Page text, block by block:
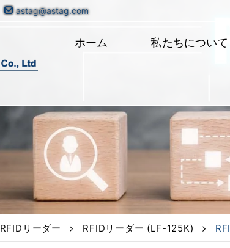
astag@astag.com
ホーム 私たちについて
RFIDリーダー RFIDリーダー (LF-125K)